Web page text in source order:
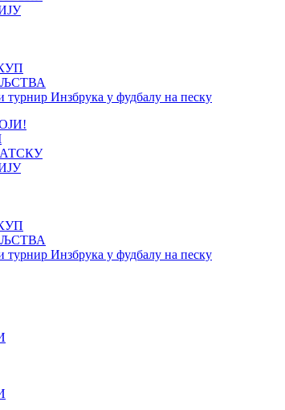
турнир Инзбрука у фудбалу на песку
турнир Инзбрука у фудбалу на песку